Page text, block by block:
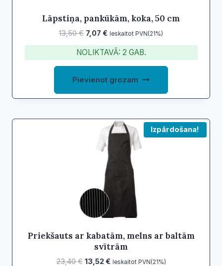
Lāpstiņa, pankūkām, koka, 50 cm
13,50€ Original
price
was:
13,50 €.
7,07 €Current
price
is:
7,07 €.
Ieskaitot PVN(21%)
NOLIKTAVĀ: 2 GAB.
Pievienot grozam
Izpārdošana!
Priekšauts ar kabatām, melns ar baltām
svītrām
23,40€ Original
13,52€Current
Ieskaitot PVN(21%)